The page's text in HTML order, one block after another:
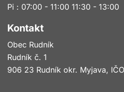
Pi : 07:00 - 11:00 11:30 - 13:00
Kontakt
Obec Rudník
Rudník č. 1
906 23 Rudník okr. Myjava,